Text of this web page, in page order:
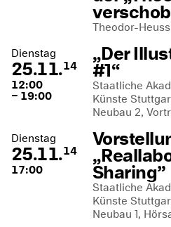
Theodor-
Dienstag
25.11.14
12:00
– 19:00
„Der
#1“
Staatliche
Künste
Neubau 2,
Dienstag
25.11.14
17:00 Sharing”
Staatliche
Künste
Neubau 1,